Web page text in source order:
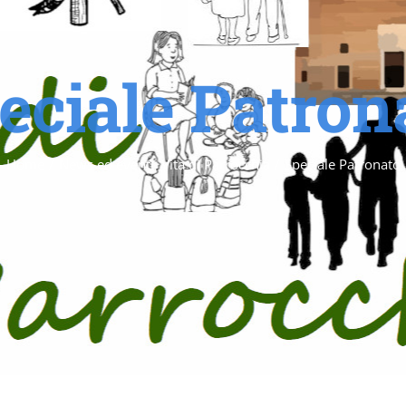
Home / News ed eventi,Vita di Parrocchia Speciale Patronato